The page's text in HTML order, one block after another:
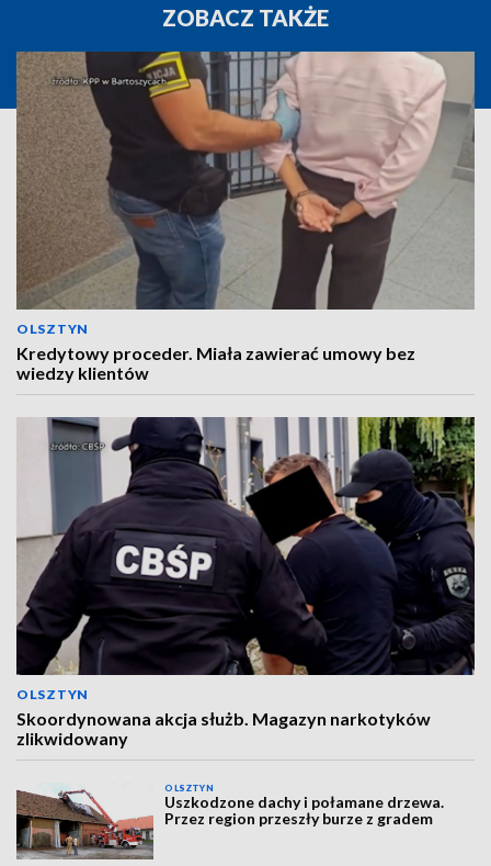
ZOBACZ TAKŻE
OLSZTYN
Kredytowy proceder. Miała zawierać umowy bez
wiedzy klientów
OLSZTYN
Skoordynowana akcja służb. Magazyn narkotyków
zlikwidowany
OLSZTYN
Uszkodzone dachy i połamane drzewa.
Przez region przeszły burze z gradem